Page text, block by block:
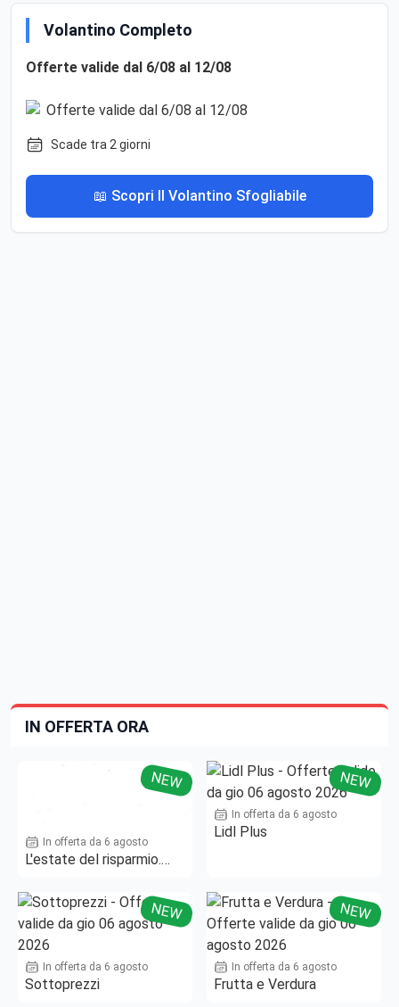
Volantino Completo
Offerte valide dal 6/08 al 12/08
Scade tra 2 giorni
📖 Scopri Il Volantino Sfogliabile
IN OFFERTA ORA
NEW
In offerta da 6 agosto
L'estate del risparmio.
NEW
In offerta da 6 agosto
Lidl Plus
NEW
In offerta da 6 agosto
Sottoprezzi
NEW
In offerta da 6 agosto
Frutta e Verdura